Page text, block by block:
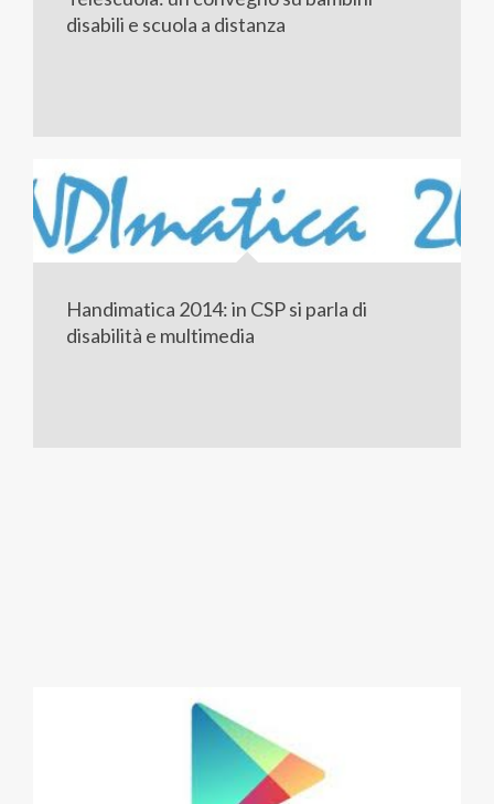
disabili e scuola a distanza
Handimatica 2014: in CSP si parla di
disabilità e multimedia